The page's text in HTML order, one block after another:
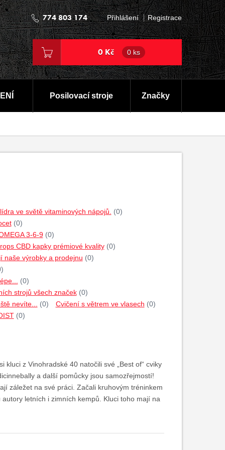
774 803 174 Přihlášení Registrace
0 Kč 0 ks
Posilovací stroje Značky
ve světě vitaminových nápojů.
(0)
(0)
3-6-9 (0)
CBD kapky prémiové kvality (0)
naše výrobky a prodejnu (0)
(0)
strojů všech značek (0)
nevíte... (0) Cvičení s větrem ve vlasech (0)
(0)
z Vinohradské 40 natočili své „Best of“ cviky
a další pomůcky jsou samozřejmostí!
záležet na své práci. Začali kruhovým tréninkem
letních i zimních kempů. Kluci toho mají na